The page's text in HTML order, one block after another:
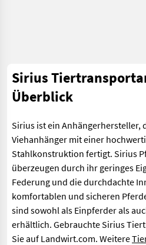
Sirius
Überblick
Sirius ist ein Anhängerhersteller,
Viehanhänger mit einer
Stahlkonstruktion fertigt. Sirius
überzeugen durch ihr geringes
Federung und die durchdachte
komfortablen und sicheren
sind sowohl als Einpferder als
erhältlich. Gebrauchte Sirius
Sie auf Landwirt.com. Weitere